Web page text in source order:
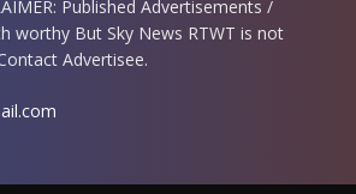
Published Advertisements /
worthy But Sky News RTWT is not
Advertisee.